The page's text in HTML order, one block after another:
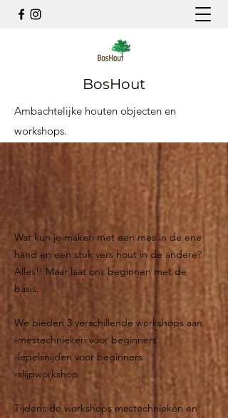
BosHout
Ambachtelijke houten objecten en
workshops.
Wat kun je maken met een mes in de ene
hand en een stuk vers hout in de andere?
Alles!! Maar laat ons beginnen met de
basis.
We bieden 3 verschillende workshops aan.
-mestechnieken voor beginners
-lepelsnijden voor beginners
-slijpworkshop
Tijdens de workshops mestechnieken en